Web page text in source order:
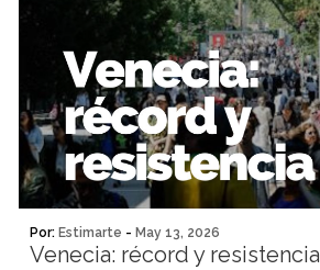
Por: Estimarte - May 13, 2026
Venecia: récord y resistencia